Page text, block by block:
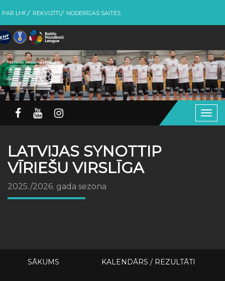
PAR LHF REKVIZĪTI NODERĪGAS SAITES
LATVIJAS SYNOTTIP
VĪRIEŠU VIRSLĪGA
2025./2026. gada sezona
SĀKUMS KALENDĀRS / REZULTĀTI